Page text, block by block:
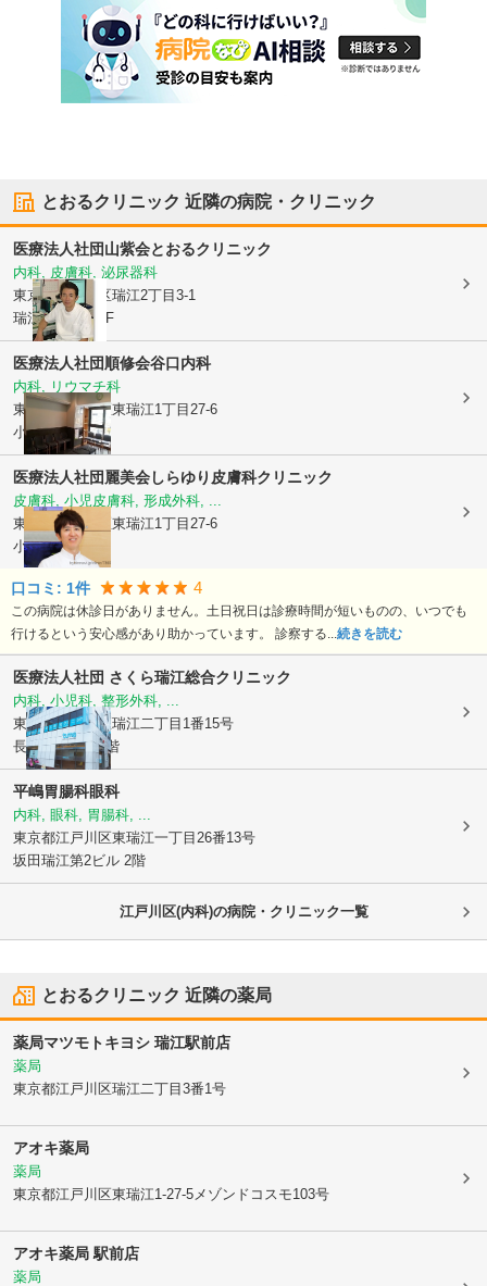
とおるクリニック 近隣の病院・クリニック
医療法人社団山紫会とおるクリニック
内科, 皮膚科, 泌尿器科
東京都江戸川区瑞江2丁目3-1
瑞江駅前ビル3F
医療法人社団順修会谷口内科
内科, リウマチ科
東京都江戸川区東瑞江1丁目27-6
小島ビル201号
医療法人社団麗美会しらゆり皮膚科クリニック
皮膚科, 小児皮膚科, 形成外科, ...
東京都江戸川区 東瑞江1丁目27-6
小島ビル3F
口コミ: 1件 4
この病院は休診日がありません。土日祝日は診療時間が短いものの、いつでも
行けるという安心感があり助かっています。 診察する...続きを読む
医療法人社団 さくら瑞江総合クリニック
内科, 小児科, 整形外科, ...
東京都江戸川区瑞江二丁目1番15号
長塚第一ビル2階
平嶋胃腸科眼科
内科, 眼科, 胃腸科, ...
東京都江戸川区東瑞江一丁目26番13号
坂田瑞江第2ビル 2階
江戸川区(内科)の病院・クリニック一覧
とおるクリニック 近隣の薬局
薬局マツモトキヨシ 瑞江駅前店
薬局
東京都江戸川区瑞江二丁目3番1号
アオキ薬局
薬局
東京都江戸川区東瑞江1-27-5メゾンドコスモ103号
アオキ薬局 駅前店
薬局